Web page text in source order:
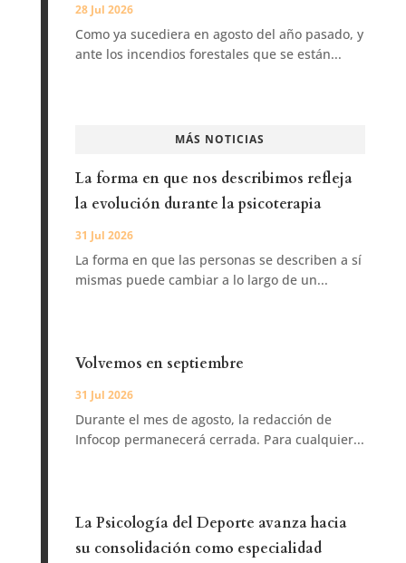
28 Jul 2026
Como ya sucediera en agosto del año pasado, y
ante los incendios forestales que se están...
MÁS NOTICIAS
La forma en que nos describimos refleja
la evolución durante la psicoterapia
31 Jul 2026
La forma en que las personas se describen a sí
mismas puede cambiar a lo largo de un...
Volvemos en septiembre
31 Jul 2026
Durante el mes de agosto, la redacción de
Infocop permanecerá cerrada. Para cualquier...
La Psicología del Deporte avanza hacia
su consolidación como especialidad